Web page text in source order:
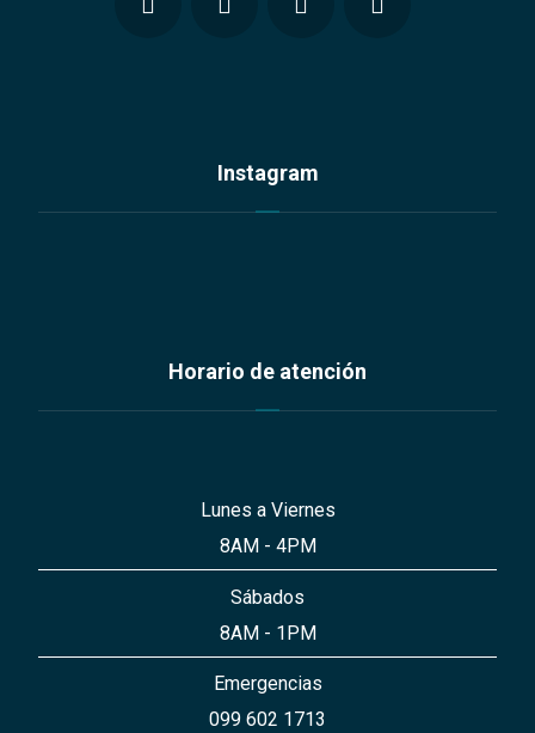
Instagram
Horario de atención
Lunes a Viernes
8AM - 4PM
Sábados
8AM - 1PM
Emergencias
099 602 1713